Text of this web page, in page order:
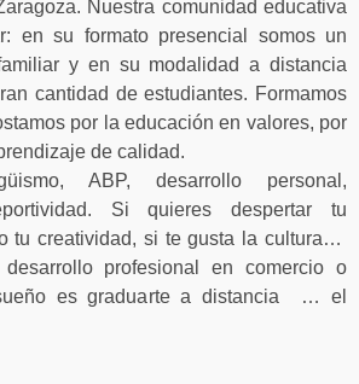
Nuestra comunidad educativa
en su formato presencial somos un
y en su modalidad a distancia
cantidad de estudiantes. Formamos
por la educación en valores, por
de calidad.
ABP, desarrollo personal,
Si quieres despertar tu
tu creatividad, si te gusta la cultura…
profesional en comercio o
es graduarte a distancia … el